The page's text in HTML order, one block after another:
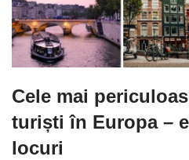
Cele mai
turiști în Europa –
locuri